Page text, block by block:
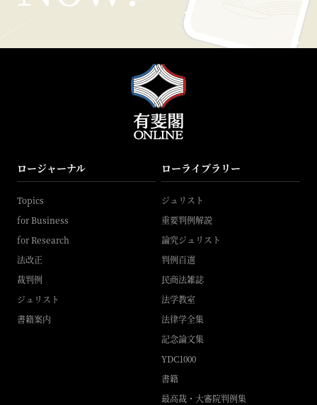
ロージャーナル
Topics
for Business
for Research
法改正
裁判例
ジュリスト
書籍案内
ローライブラリー
ジュリスト
重要判例解説
論究ジュリスト
判例百選
民商法雑誌
法学教室
法律学全集
記念論文集
YDC1000
書籍
最高裁・大審院判例集